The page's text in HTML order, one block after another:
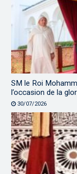
SM le Roi
l’occasion de la
30/07/2026